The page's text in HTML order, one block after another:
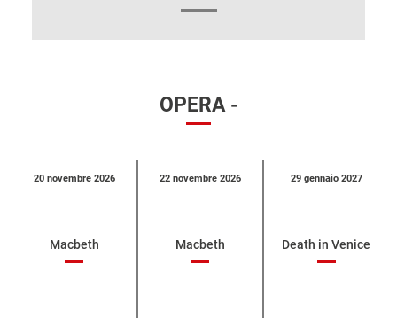
OPERA -
categoria
20 novembre 2026
Macbeth
22 novembre 2026
Macbeth
29 gennaio 2027
Death in Venice